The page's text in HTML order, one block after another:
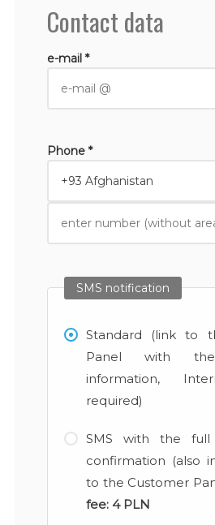
Contact data
e-mail *
Phone *
SMS notification
Standard (link to
Panel with the
information,
required)
SMS with the
confirmation (also
to the Customer
fee: 4 PLN